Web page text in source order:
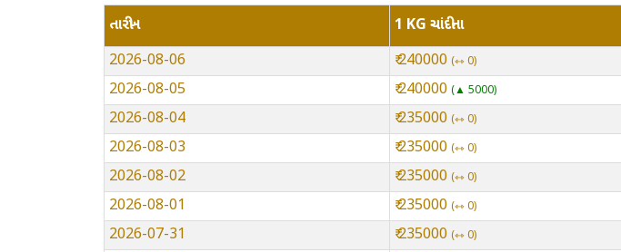
તારીખ
1 KG ચાંદીના
2026-08-06
₹ 240000 ⇿ 0
2026-08-05 ₹ 240000 ▲ 5000
2026-08-04 ₹ 235000 ⇿ 0
2026-08-03 ₹ 235000 ⇿ 0
2026-08-02 ₹ 235000 ⇿ 0
2026-08-01 ₹ 235000 ⇿ 0
2026-07-31 ₹ 235000 ⇿ 0